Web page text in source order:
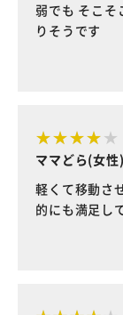
弱でも そこそ
りそうです
ママどら(女性)
軽くて移動さ
的にも満足し